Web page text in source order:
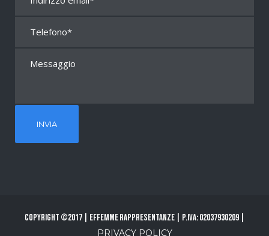
Copyright ©2017 | Effemme Rappresentanze | P.Iva: 02037930209 |
PRIVACY POLICY